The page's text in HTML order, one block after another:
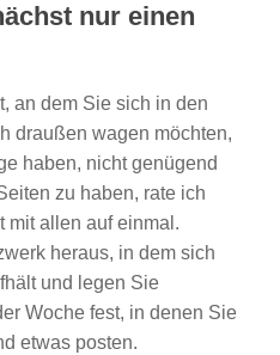
nur einen
an dem Sie sich in den
draußen wagen möchten,
haben, nicht genügend
zu haben, rate ich
mit allen auf einmal.
heraus, in dem sich
und legen Sie
Woche fest, in denen Sie
etwas posten.